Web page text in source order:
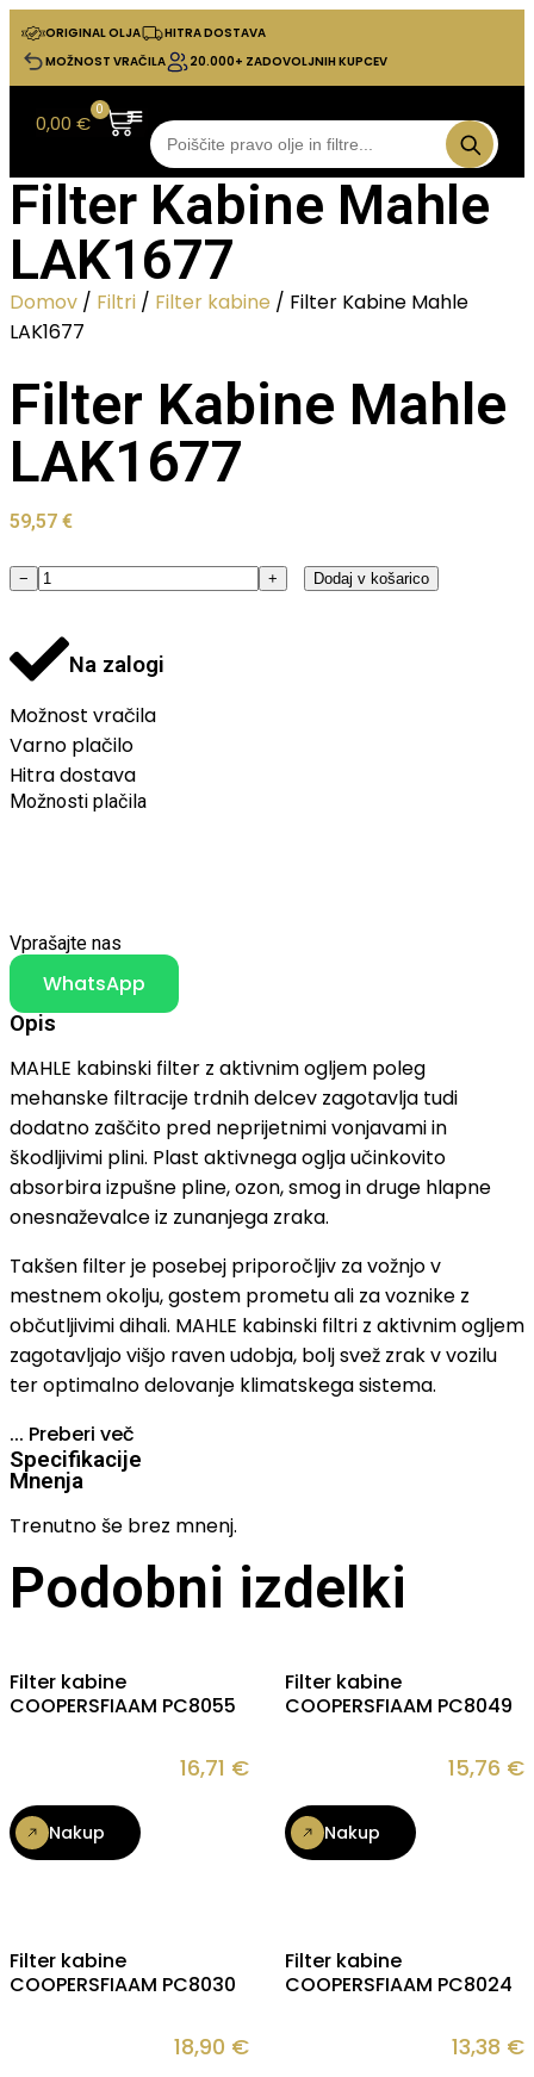
ORIGINAL OLJA
HITRA DOSTAVA
MOŽNOST VRAČILA
20.000+ ZADOVOLJNIH KUPCEV
0,00 €
0
Filter Kabine Mahle
LAK1677
Domov / Filtri / Filter kabine / Filter Kabine Mahle
LAK1677
Filter Kabine Mahle
LAK1677
59,57 €
− + Dodaj v košarico
Na zalogi
Možnost vračila
Varno plačilo
Hitra dostava
Možnosti plačila
Vprašajte nas
WhatsApp
Opis
MAHLE kabinski filter z aktivnim ogljem poleg
mehanske filtracije trdnih delcev zagotavlja tudi
dodatno zaščito pred neprijetnimi vonjavami in
škodljivimi plini. Plast aktivnega oglja učinkovito
absorbira izpušne pline, ozon, smog in druge hlapne
onesnaževalce iz zunanjega zraka.
Takšen filter je posebej priporočljiv za vožnjo v
mestnem okolju, gostem prometu ali za voznike z
občutljivimi dihali. MAHLE kabinski filtri z aktivnim ogljem
zagotavljajo višjo raven udobja, bolj svež zrak v vozilu
ter optimalno delovanje klimatskega sistema.
... Preberi več
Specifikacije
Mnenja
Trenutno še brez mnenj.
Podobni izdelki
Filter kabine
COOPERSFIAAM PC8055
16,71 €
Nakup
Filter kabine
COOPERSFIAAM PC8049
15,76 €
Nakup
Filter kabine
COOPERSFIAAM PC8030
18,90 €
Filter kabine
COOPERSFIAAM PC8024
13,38 €